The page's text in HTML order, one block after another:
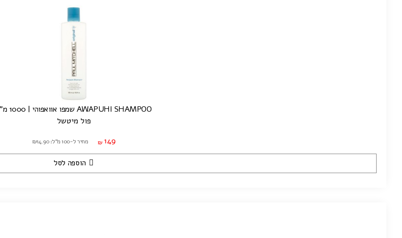
AWAPUHI SHAMPOO שמפו אוואפוהי | 1000 מ"ל
פול מיטשל
₪ 149 מחיר ל-100 מ"ל: ₪14.90
הוספה לסל